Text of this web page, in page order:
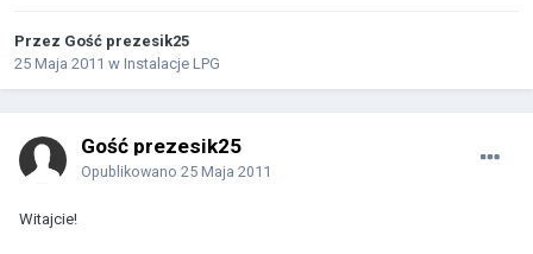
Przez Gość prezesik25
25 Maja 2011 w Instalacje LPG
Gość prezesik25
Opublikowano 25 Maja 2011
Witajcie!